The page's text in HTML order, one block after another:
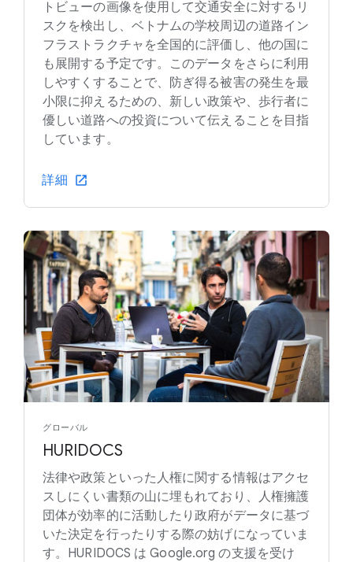
トビューの画像を使用して交通安全に対するリ
スクを検出し、ベトナムの学校周辺の道路イン
フラストラクチャを全国的に評価し、他の国に
も展開する予定です。このデータをさらに利用
しやすくすることで、防ぎ得る被害の発生を最
小限に抑えるための、新しい政策や、歩行者に
優しい道路への投資について伝えることを目指
しています。
詳細
グローバル
HURIDOCS
法律や政策といった人権に関する情報はアクセ
スしにくい書類の山に埋もれており、人権擁護
団体が効率的に活動したり政府がデータに基づ
いた決定を行ったりする際の妨げになっていま
す。HURIDOCS は Google.org の支援を受け